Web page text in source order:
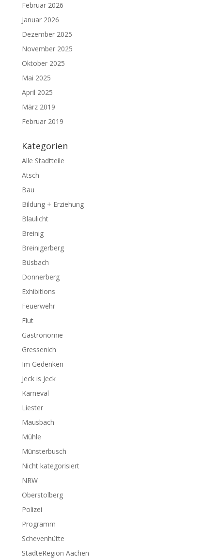
Februar 2026
Januar 2026
Dezember 2025
November 2025
Oktober 2025
Mai 2025
April 2025
März 2019
Februar 2019
Kategorien
Alle Stadtteile
Atsch
Bau
Bildung + Erziehung
Blaulicht
Breinig
Breinigerberg
Büsbach
Donnerberg
Exhibitions
Feuerwehr
Flut
Gastronomie
Gressenich
Im Gedenken
Jeck is Jeck
Karneval
Liester
Mausbach
Mühle
Münsterbusch
Nicht kategorisiert
NRW
Oberstolberg
Polizei
Programm
Schevenhütte
StädteRegion Aachen